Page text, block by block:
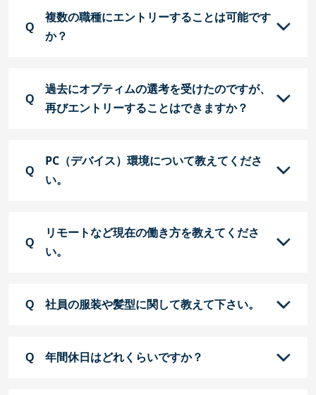
複数の職種にエントリーすることは可能です
か？
過去にオプティムの選考を受けたのですが、
再びエントリーすることはできますか？
PC（デバイス）環境について教えてくださ
い。
リモートなど現在の働き方を教えてくださ
い。
社員の服装や髪型に関して教えて下さい。
年間休日はどれくらいですか？